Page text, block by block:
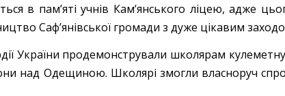
в памʼяті учнів Камʼянського ліцею, адже
Сафʼянівської громади з дуже цікавим
України продемонстрували школярам
над Одещиною. Школярі змогли власноруч